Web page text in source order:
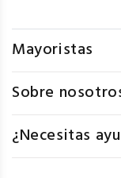
Mayoristas
Sobre
¿Necesitas